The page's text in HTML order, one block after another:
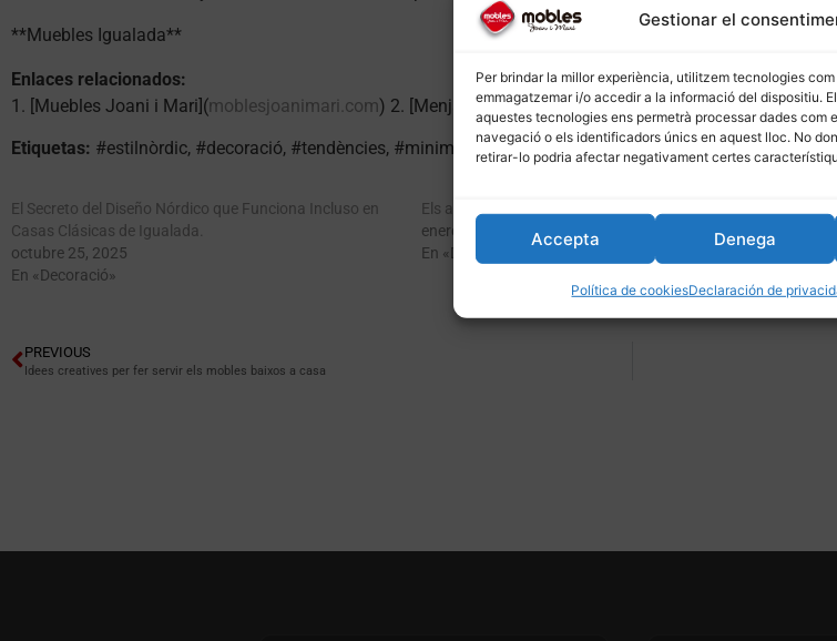
Gestionar el
Per brindar la millor experiència, utilitzem tecnologies
emmagatzemar i/o accedir a la informació del dispositiu.
aquestes tecnologies ens permetrà processar dades com
navegació o els identificadors únics en aquest lloc. No
retirar-lo podria afectar negativament certes
Accepta Denega
Política de cookiesDeclaración de
**Muebles Igualada**
Enlaces relacionados:
1. [Muebles Joani i Mari](moblesjoanimari.com) 2. [Menjadors](moblesjoanimari.com/menjadors) 3.
Etiquetas: #estilnòrdic, #decoració, #tendències, #minimalisme, #2025
El Secreto del Diseño Nórdico que Funciona Incluso en
Casas Clásicas de Igualada.
octubre 25, 2025
En «Decoració»
Els avantatges de l’estil escandinau en decoració
enero 17, 2025
En «Decoració»
PREVIOUS
Idees creatives per fer servir els mobles baixos a casa